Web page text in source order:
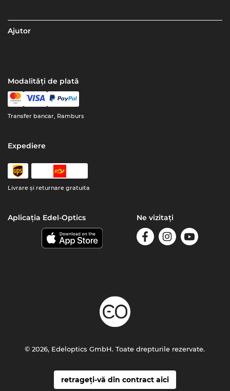
Ajutor
Modalități de plată
Transfer bancar, Ramburs
Expediere
Livrare şi returnare gratuita
Aplicația Edel-Optics Ne vizitați
retrageți-vă din contract aici
© 2026, Edeloptics GmbH. Toate drepturile rezervate.